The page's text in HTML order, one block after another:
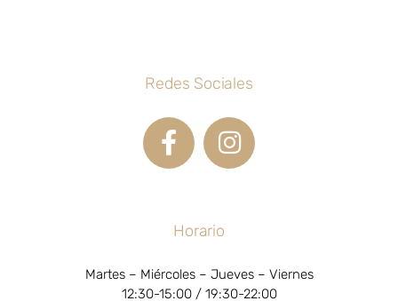
Redes Sociales
Horario
Martes – Miércoles – Jueves – Viernes
12:30-15:00 / 19:30-22:00